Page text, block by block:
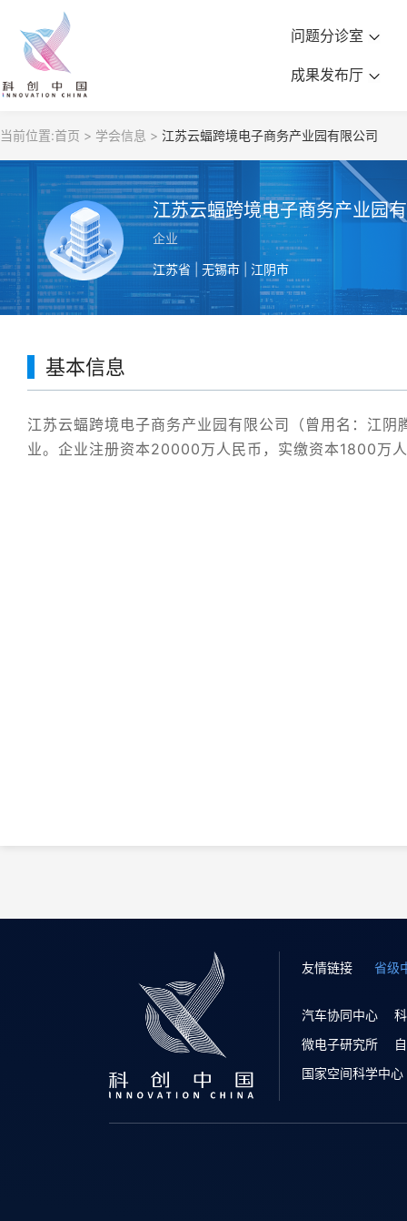
问题分诊室
成果发布厅
当前位置:首页 > 学会信息 > 江苏云蝠跨境电子商务产业园有限公司
江苏云蝠跨境电子商务产业园
企业
江苏省 | 无锡市 | 江阴市
基本信息
江苏云蝠跨境电子商务产业园有限公司（曾用名：江
业。企业注册资本20000万人民币，实缴资本1800万
友情链接 省级
汽车协同中心
微电子研究所
国家空间科学中心